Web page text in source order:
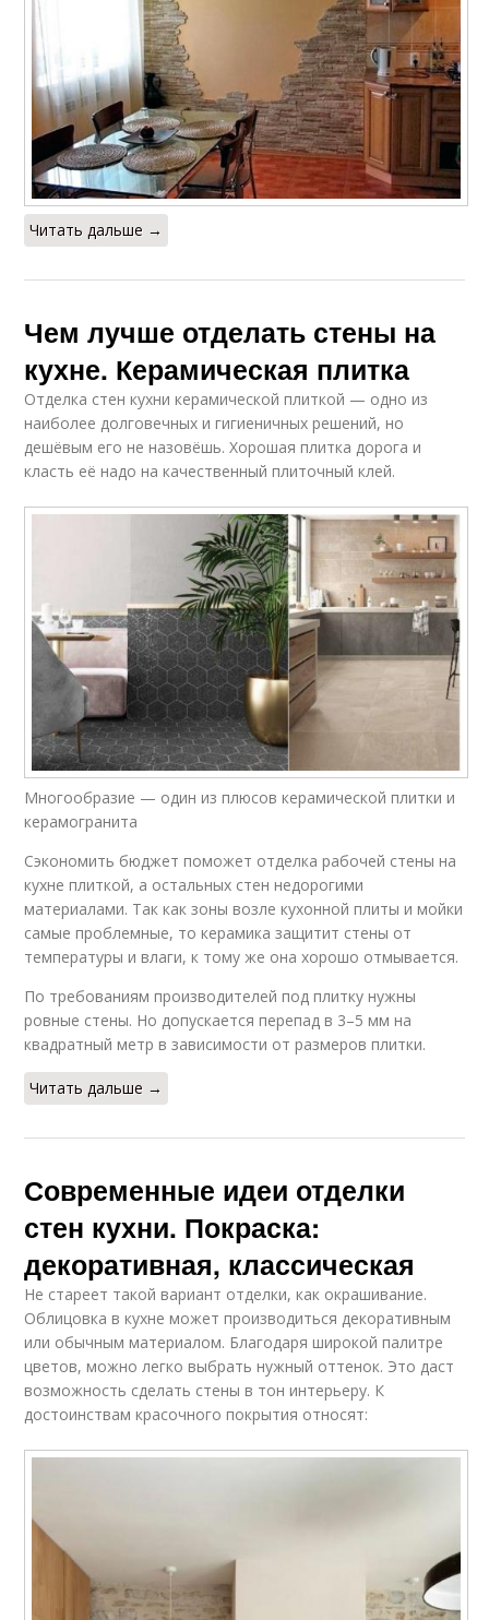
Читать дальше →
Чем лучше отделать стены на
кухне. Керамическая плитка
Отделка стен кухни керамической плиткой — одно из
наиболее долговечных и гигиеничных решений, но
дешёвым его не назовёшь. Хорошая плитка дорога и
класть её надо на качественный плиточный клей.
Многообразие — один из плюсов керамической плитки и
керамогранита
Сэкономить бюджет поможет отделка рабочей стены на
кухне плиткой, а остальных стен недорогими
материалами. Так как зоны возле кухонной плиты и мойки
самые проблемные, то керамика защитит стены от
температуры и влаги, к тому же она хорошо отмывается.
По требованиям производителей под плитку нужны
ровные стены. Но допускается перепад в 3–5 мм на
квадратный метр в зависимости от размеров плитки.
Читать дальше →
Современные идеи отделки
стен кухни. Покраска:
декоративная, классическая
Не стареет такой вариант отделки, как окрашивание.
Облицовка в кухне может производиться декоративным
или обычным материалом. Благодаря широкой палитре
цветов, можно легко выбрать нужный оттенок. Это даст
возможность сделать стены в тон интерьеру. К
достоинствам красочного покрытия относят: